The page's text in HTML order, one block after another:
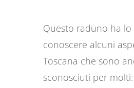
Questo raduno ha
conoscere alcuni
Toscana che sono
sconosciuti per